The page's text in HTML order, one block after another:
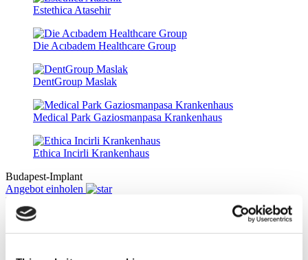
Estethica Atasehir
Die Acıbadem Healthcare Group
DentGroup Maslak
Medical Park Gaziosmanpasa Krankenhaus
Ethica Incirli Krankenhaus
Budapest-Implant
Angebot einholen
Flymedi
TÜRSAB – Transaktionen auf flymedi.com werden von
MIRAC SARA TOURISM abgewickelt, einer bei TÜRSAB